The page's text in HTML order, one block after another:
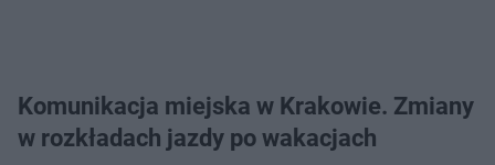
Komunikacja miejska w Krakowie. Zmiany
w rozkładach jazdy po wakacjach